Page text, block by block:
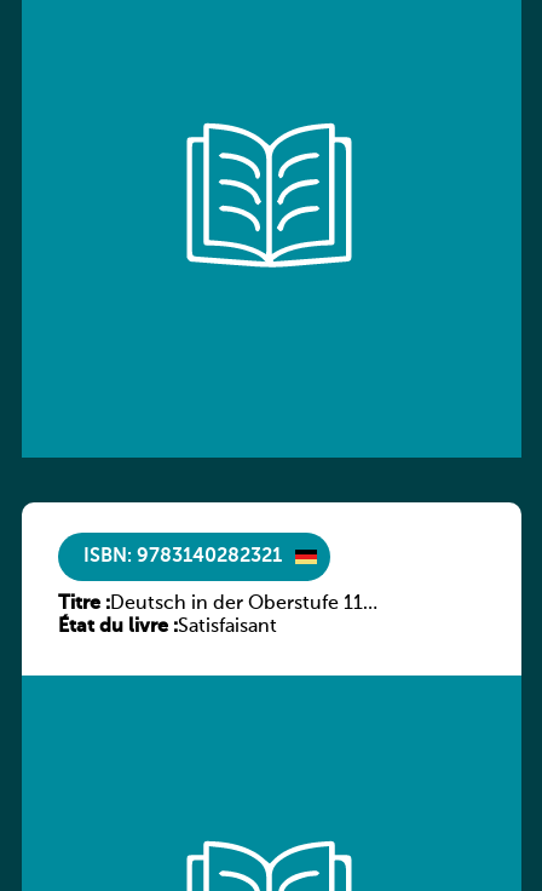
ISBN: 9783140282321
Titre :Deutsch in der Oberstufe 11
(Schülerbuch) Ausgabe Bayern
État du livre :Satisfaisant